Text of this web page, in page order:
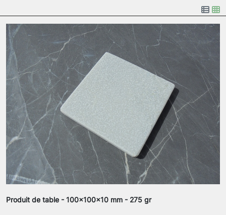
Produit de table - 100x100x10 mm - 275 gr